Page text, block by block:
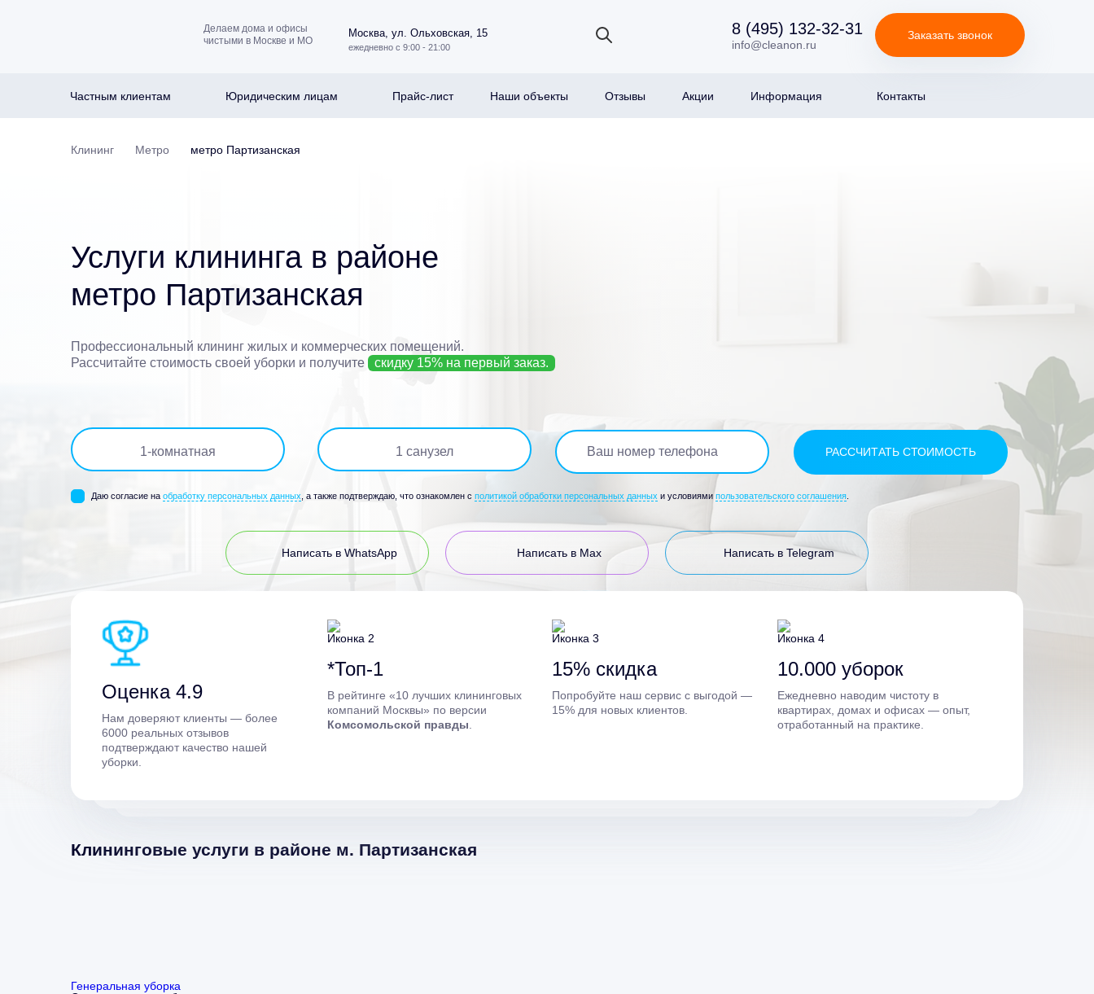
Делаем дома и офисы
чистыми в Москве и МО
Москва, ул. Ольховская, 15
ежедневно с 9:00 - 21:00
8 (495) 132-32-31
info@cleanon.ru
Заказать звонок
Частным клиентам Юридическим лицам Прайс-лист Наши объекты Отзывы Акции Информация Контакты
Клининг Метро метро Партизанская
Услуги клининга в районе
метро Партизанская
Профессиональный клининг жилых и коммерческих помещений.
Рассчитайте стоимость своей уборки и получите
скидку 15% на первый заказ.
1-комнатная 1 санузел
Даю согласие на обработку персональных данных , а также подтверждаю, что ознакомлен с политикой обработки персональных данных и условиямипользовательского соглашения
Написать в WhatsApp Написать в Max Написать в Telegram
Оценка 4.9
Нам доверяют клиенты — более
6000 реальных отзывов
подтверждают качество нашей
уборки.
*Топ-1
В рейтинге «10 лучших клининговых
компаний Москвы» по версии
Комсомольской правды
15% скидка
Попробуйте наш сервис с выгодой —
15% для новых клиентов.
10.000 уборок
Ежедневно наводим чистоту в
квартирах, домах и офисах — опыт,
отработанный на практике.
Клининговые услуги в районе м. Партизанская
Генеральная уборка